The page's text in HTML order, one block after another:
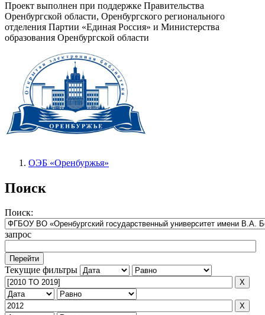
Проект выполнен при поддержке Правительства
Оренбургской области, Оренбургского регионального
отделения Партии «Единая Россия» и Министерства
образования Оренбургской области
ОЭБ «Оренбуржья»
Поиск
Поиск:
запрос
Текущие фильтры